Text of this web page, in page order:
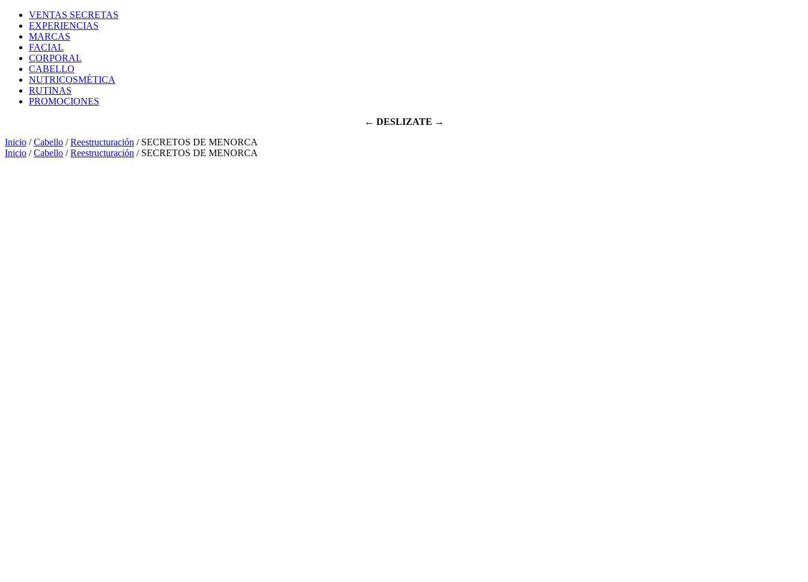
VENTAS SECRETAS
EXPERIENCIAS
MARCAS
FACIAL
CORPORAL
CABELLO
NUTRICOSMÉTICA
RUTINAS
PROMOCIONES
← DESLIZATE →
Inicio /Cabello /Reestructuración / SECRETOS DE MENORCA
Inicio /Cabello /Reestructuración / SECRETOS DE MENORCA